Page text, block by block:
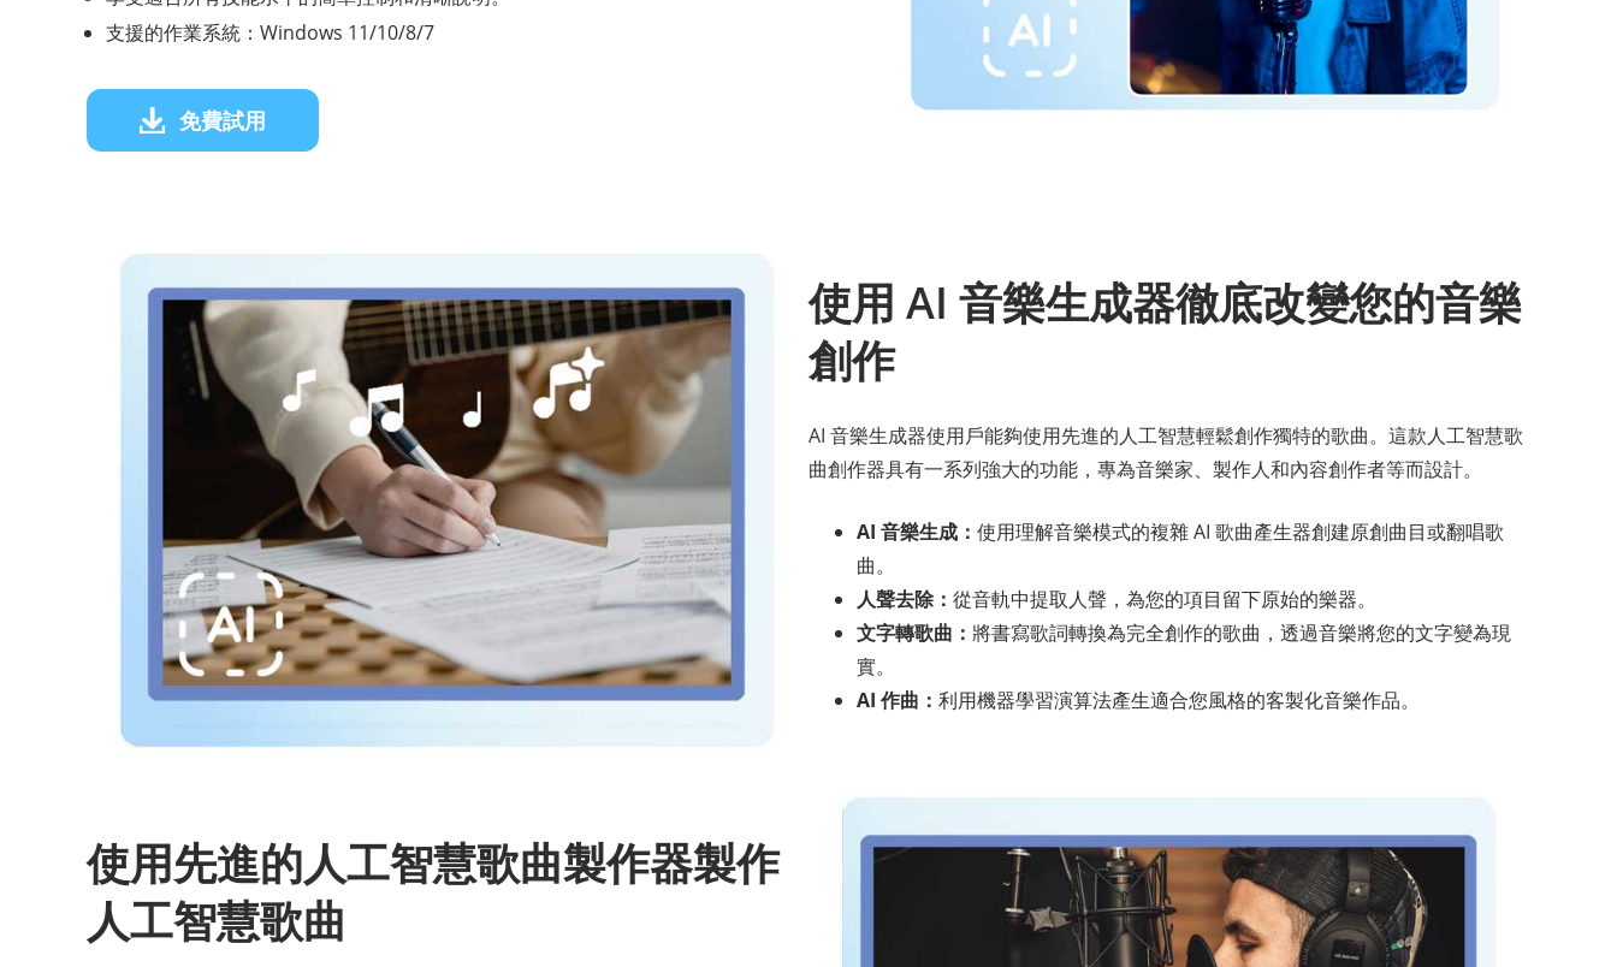
支援的作業系統：Windows 11/10/8/7
免費試用
使用 AI 音樂生成器徹底改變您的音樂
創作
AI 音樂生成器使用戶能夠使用先進的人工智慧輕鬆創作獨特的歌曲。這款人工智慧歌
曲創作器具有一系列強大的功能，專為音樂家、製作人和內容創作者等而設計。
AI 音樂生成： 使用理解音樂模式的複雜 AI 歌曲產生器創建原創曲目或翻唱歌
曲。
人聲去除： 從音軌中提取人聲，為您的項目留下原始的樂器。
文字轉歌曲： 將書寫歌詞轉換為完全創作的歌曲，透過音樂將您的文字變為現
實。
AI 作曲： 利用機器學習演算法產生適合您風格的客製化音樂作品。
使用先進的人工智慧歌曲製作器製作
人工智慧歌曲